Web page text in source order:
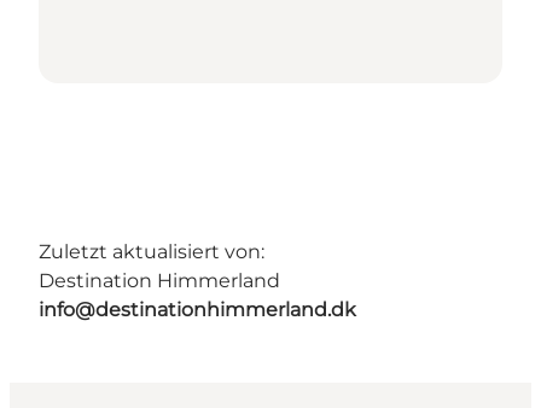
Zuletzt aktualisiert von:
Destination Himmerland
info@destinationhimmerland.dk